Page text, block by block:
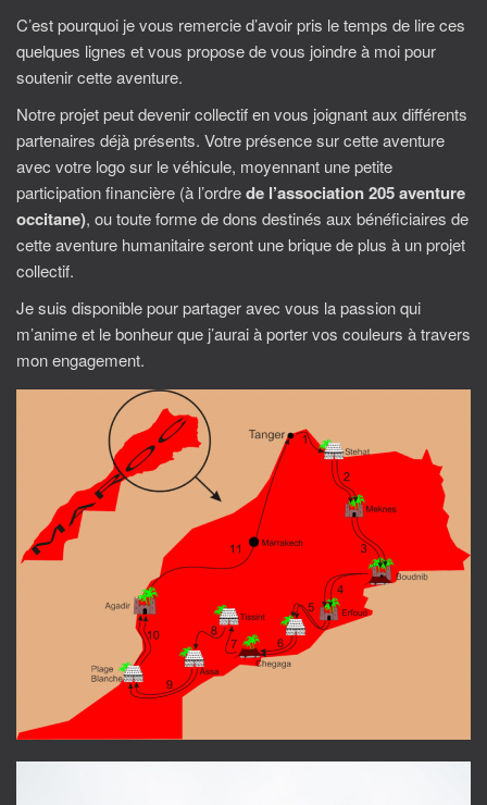
C’est pourquoi je vous remercie d’avoir pris le temps de lire ces
quelques lignes et vous propose de vous joindre à moi pour
soutenir cette aventure.
Notre projet peut devenir collectif en vous joignant aux différents
partenaires déjà présents. Votre présence sur cette aventure
avec votre logo sur le véhicule, moyennant une petite
participation financière (à l’ordrede l’association 205 aventure
occitane), ou toute forme de dons destinés aux bénéficiaires de
cette aventure humanitaire seront une brique de plus à un projet
collectif.
Je suis disponible pour partager avec vous la passion qui
m’anime et le bonheur que j’aurai à porter vos couleurs à travers
mon engagement.